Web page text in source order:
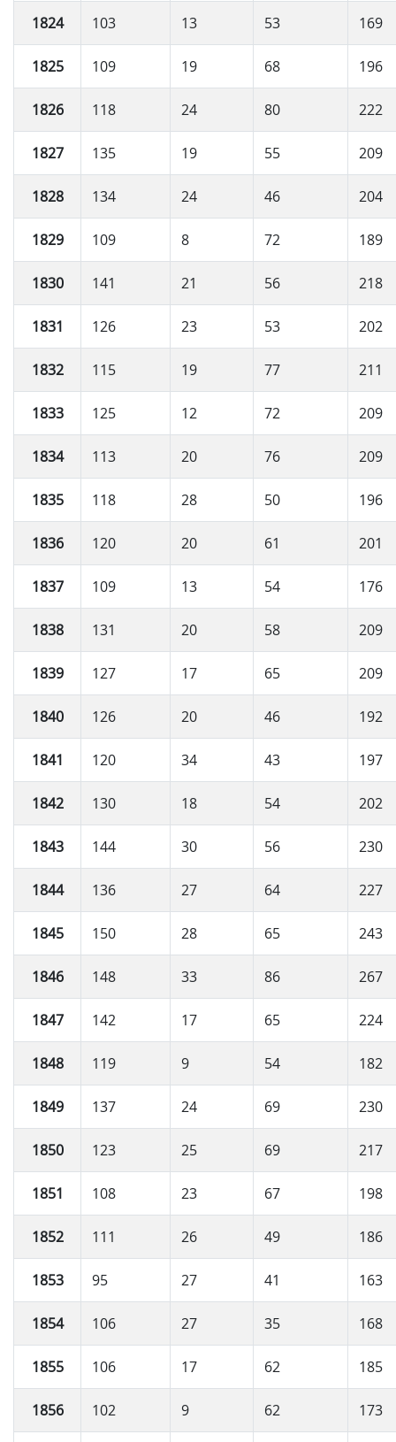
1824 103 13 53 169
1825 109 19 68 196
1826 118 24 80 222
1827 135 19 55 209
1828 134 24 46 204
1829 109 8 72 189
1830 141 21 56 218
1831 126 23 53 202
1832 115 19 77 211
1833 125 12 72 209
1834 113 20 76 209
1835 118 28 50 196
1836 120 20 61 201
1837 109 13 54 176
1838 131 20 58 209
1839 127 17 65 209
1840 126 20 46 192
1841 120 34 43 197
1842 130 18 54 202
1843 144 30 56 230
1844 136 27 64 227
1845 150 28 65 243
1846 148 33 86 267
1847 142 17 65 224
1848 119 9 54 182
1849 137 24 69 230
1850 123 25 69 217
1851 108 23 67 198
1852 111 26 49 186
1853 95 27 41 163
1854 106 27 35 168
1855 106 17 62 185
1856 102 9 62 173